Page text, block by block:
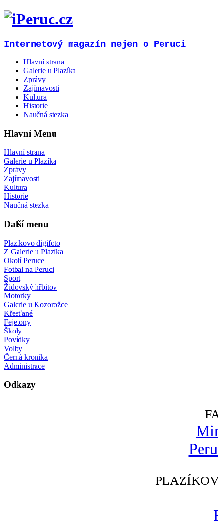
Internetový magazín nejen o Peruci
Hlavní strana
Galerie u Plazíka
Zprávy
Zajímavosti
Kultura
Historie
Naučná stezka
Hlavní Menu
Hlavní strana
Galerie u Plazíka
Zprávy
Zajímavosti
Kultura
Historie
Naučná stezka
Další menu
Plazíkovo digifoto
Z Galerie u Plazíka
Okolí Peruce
Fotbal na Peruci
Sport
Židovský hřbitov
Motorky
Galerie u Kozorožce
Křesťané
Fejetony
Školy
Povídky
Volby
Černá kronika
Administrace
Odkazy